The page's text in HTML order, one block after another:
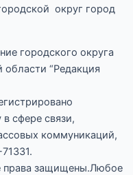
округ город
городского округа
“Редакция
сфере связи,
коммуникаций,
права защищены.Любое